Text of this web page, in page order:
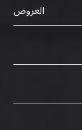
العروض